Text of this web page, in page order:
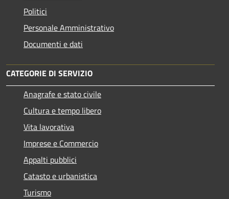
Politici
Personale Amministrativo
Documenti e dati
CATEGORIE DI SERVIZIO
Anagrafe e stato civile
Cultura e tempo libero
Vita lavorativa
Imprese e Commercio
Appalti pubblici
Catasto e urbanistica
Turismo